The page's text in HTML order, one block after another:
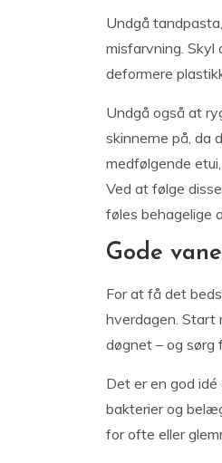
Undgå
misfarvning. Skyl
deformere
Undgå også at
skinnerne på, da
medfølgende
Ved at følge
føles behagelige
Gode
For at få det
hverdagen. Start
døgnet – og
Det er en god
bakterier og
for ofte eller